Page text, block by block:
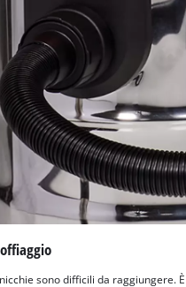
sono difficili da raggiungere.